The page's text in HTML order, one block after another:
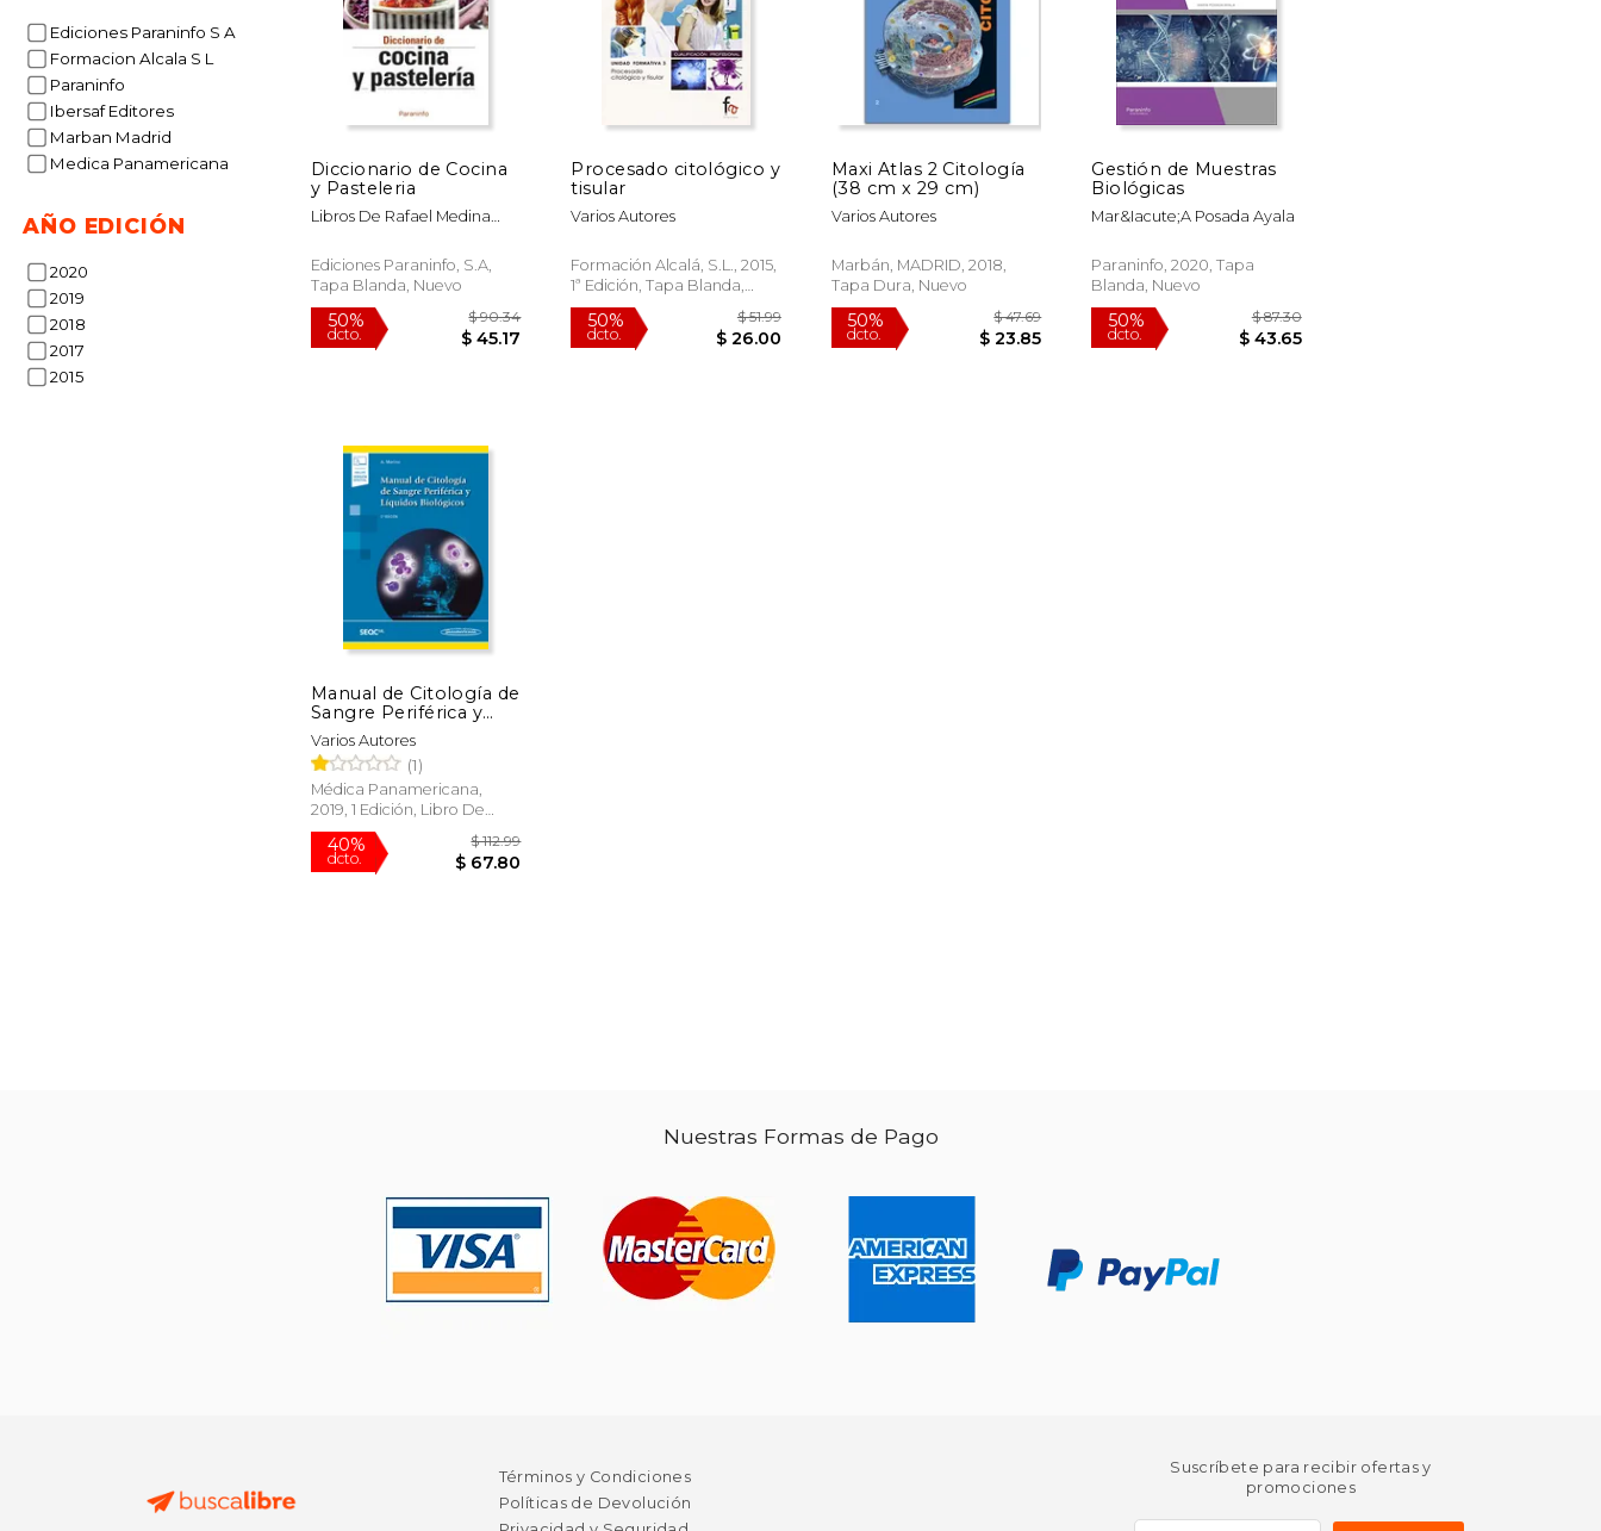
Ediciones Paraninfo S A
Formacion Alcala S L
Paraninfo
Ibersaf Editores
Marban Madrid
Medica Panamericana
AÑO EDICIÓN
2020
2019
2018
2017
2015
Diccionario de Cocina
y Pasteleria
Libros De Rafael Medina
Ediciones Paraninfo, S.A,
Tapa Blanda, Nuevo
50%
dcto.
Procesado citológico y
tisular
Varios Autores
Formación Alcalá, S.L., 2015,
1ª Edición, Tapa Blanda,
Nuevo
Maxi Atlas 2 Citología
(38 cm x 29 cm)
Varios Autores
Marbán, MADRID, 2018,
Tapa Dura, Nuevo
Gestión de Muestras
Biológicas
Mar&Iacute;A Posada Ayala
Paraninfo, 2020, Tapa
Blanda, Nuevo
Manual de Citología de
Sangre Periférica y
Líquidos Biológicos
Varios Autores
(1)
Médica Panamericana,
2019, 1 Edición, Libro De
Cartón, Nuevo
Nuestras Formas de Pago
Términos y Condiciones
Políticas de Devolución
Suscríbete para recibir ofertas y
promociones